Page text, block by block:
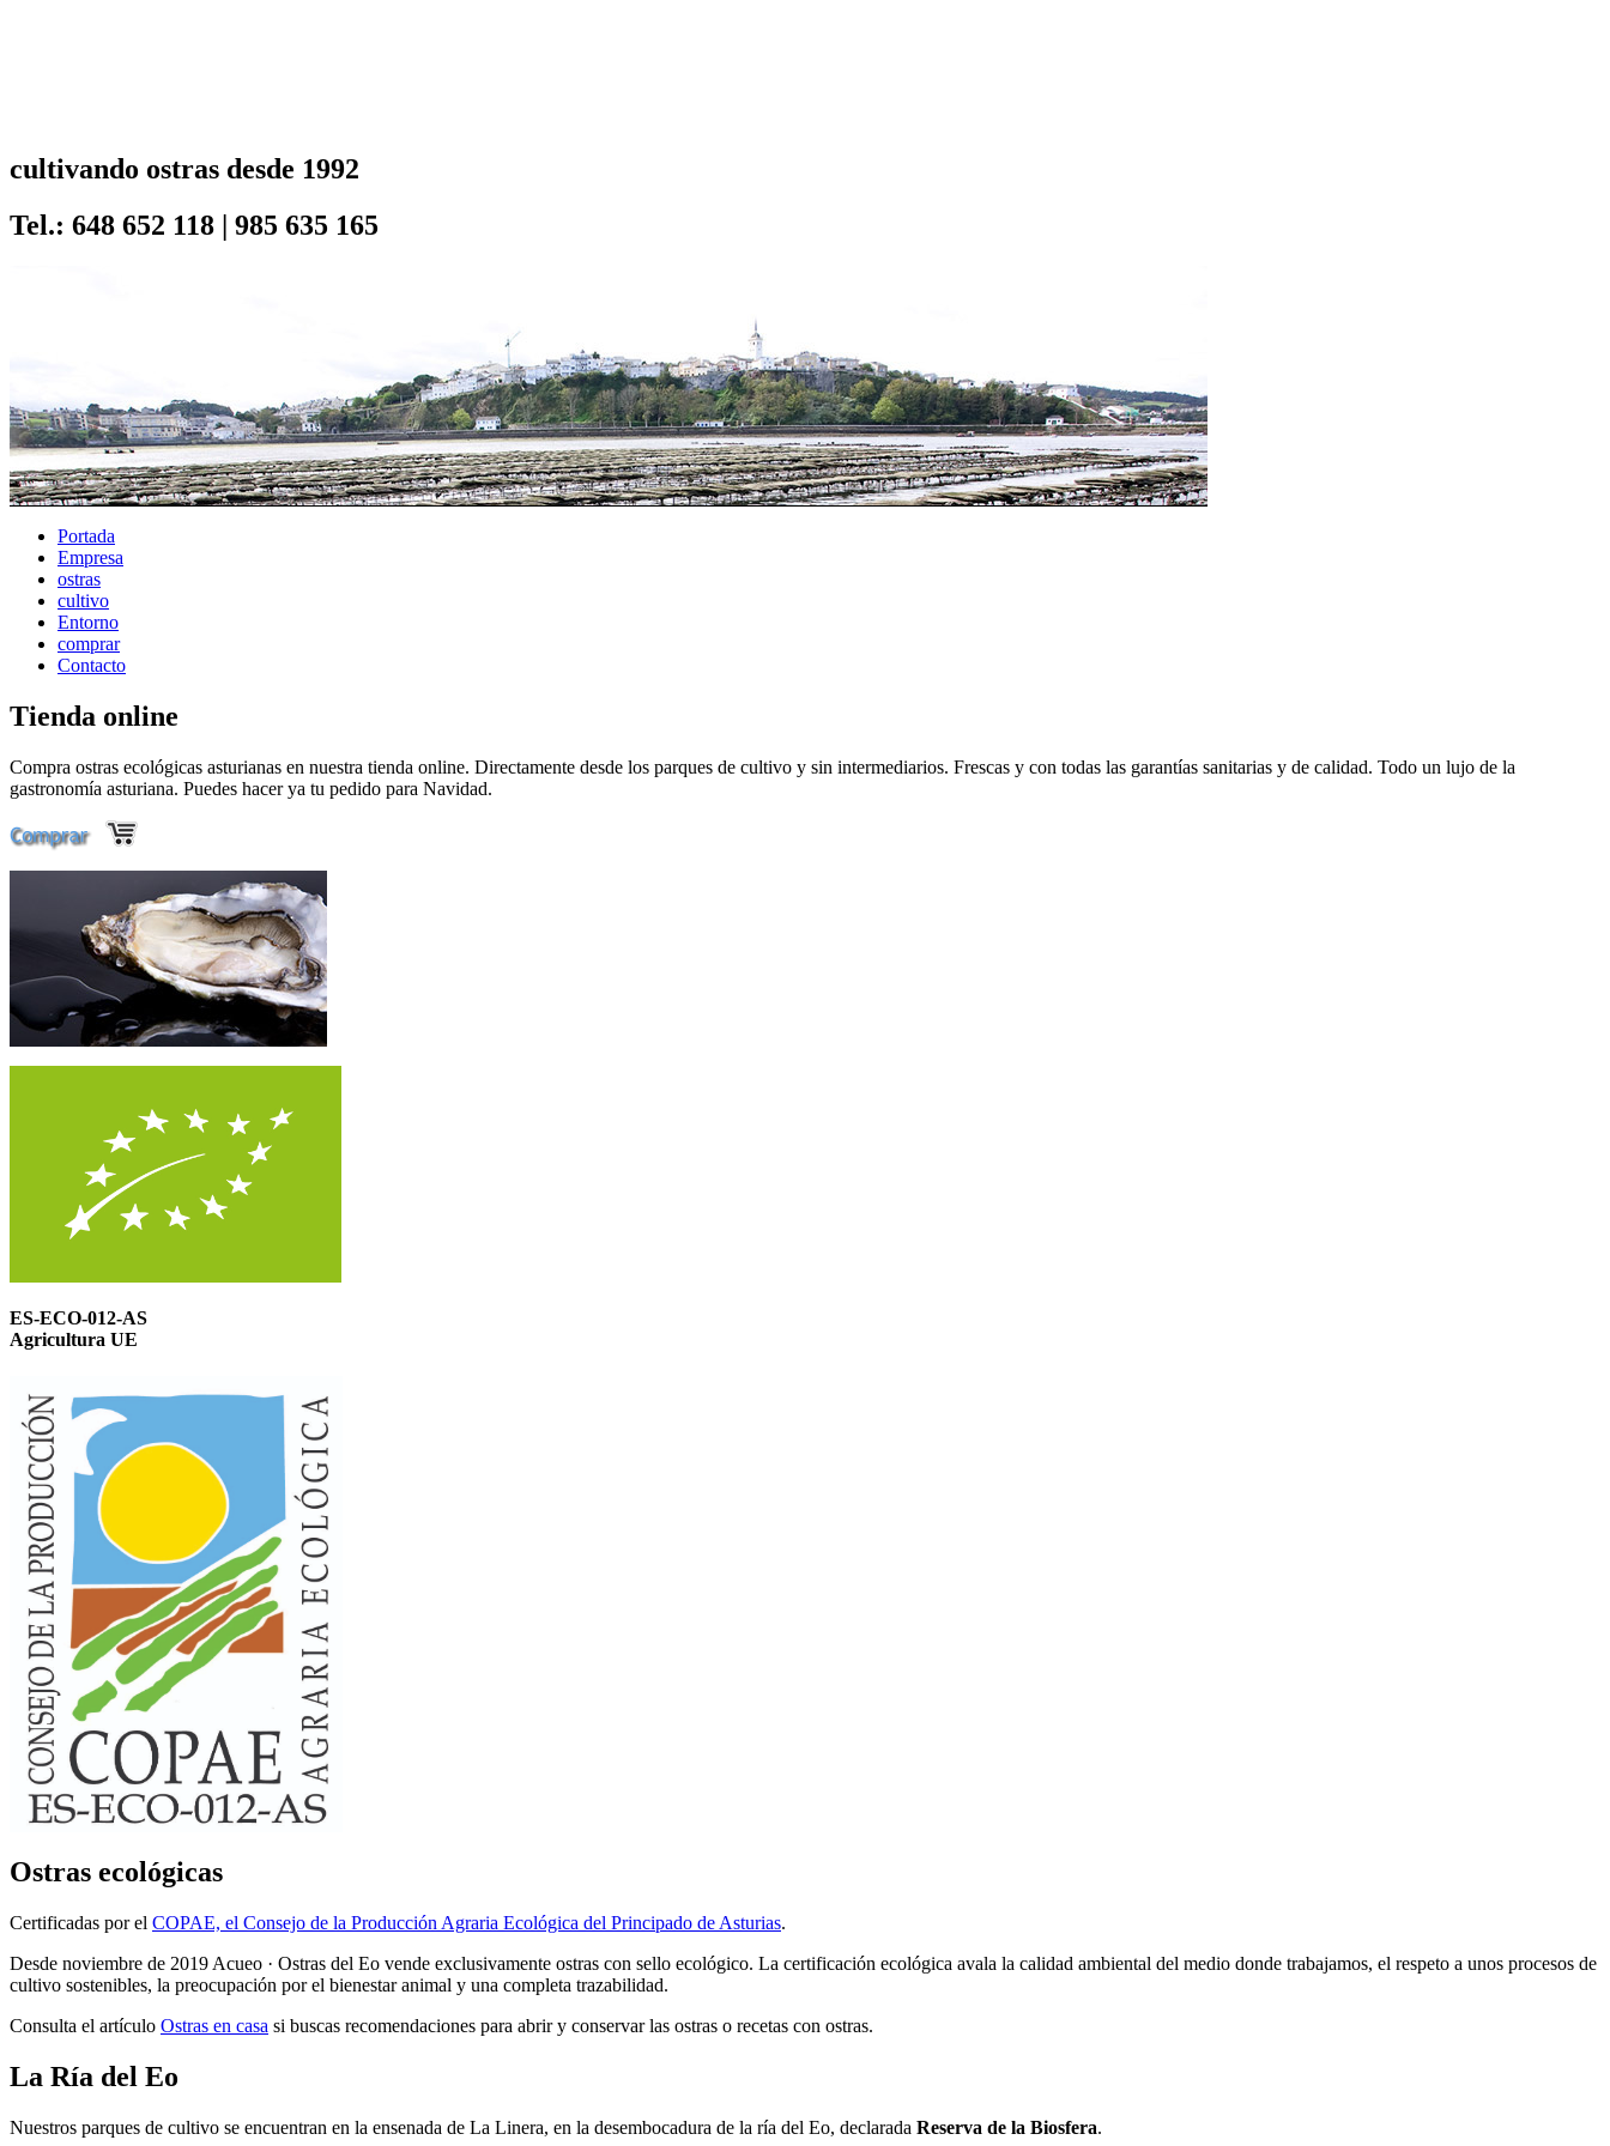
cultivando ostras desde 1992
Tel.: 648 652 118 | 985 635 165
Portada
Empresa
ostras
cultivo
Entorno
comprar
Contacto
Tienda online
Compra ostras ecológicas asturianas en nuestra tienda online. Directamente desde los parques de cultivo y sin intermediarios. Frescas y con todas las garantías sanitarias y de calidad. Todo un lujo de la
gastronomía asturiana. Puedes hacer ya tu pedido para Navidad.
ES-ECO-012-AS
Agricultura UE
Ostras ecológicas
Certificadas por el COPAE, el Consejo de la Producción Agraria Ecológica del Principado de Asturias.
Desde noviembre de 2019 Acueo · Ostras del Eo vende exclusivamente ostras con sello ecológico. La certificación ecológica avala la calidad ambiental del medio donde trabajamos, el respeto a unos procesos de
cultivo sostenibles, la preocupación por el bienestar animal y una completa trazabilidad.
Consulta el artículo Ostras en casa si buscas recomendaciones para abrir y conservar las ostras o recetas con ostras.
La Ría del Eo
Nuestros parques de cultivo se encuentran en la ensenada de La Linera, en la desembocadura de la ría del Eo, declarada Reserva de la Biosfera.